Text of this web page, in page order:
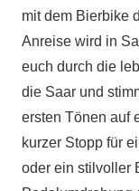
mit dem Bierbike
Anreise wird in
euch durch die
die Saar und
ersten Tönen auf
kurzer Stopp für
oder ein stilvoller